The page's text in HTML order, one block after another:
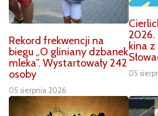
Rekord frekwencji na
biegu „O gliniany dzbanek
mleka”. Wystartowały 242
osoby
05 sierpnia 2026
2026.
kina z
05